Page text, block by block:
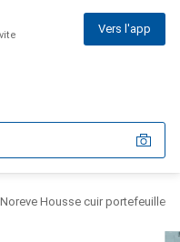
Vers l'app
Noreve Housse cuir portefeuille